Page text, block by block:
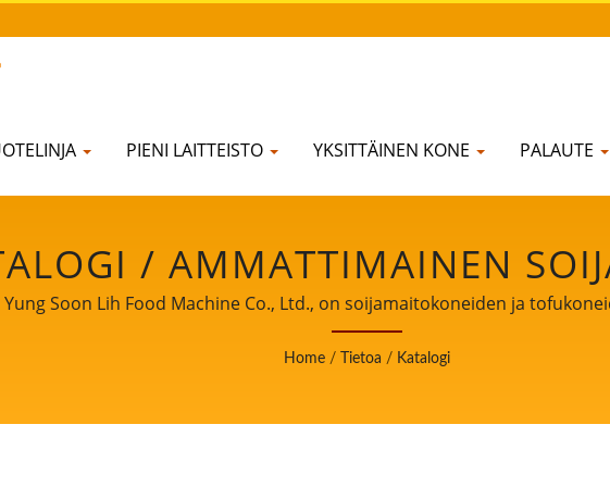
PIENI LAITTEISTO YKSITTÄINEN KONE PALAUTE
/ AMMATTIMAINEN
TOIMITTAJA 32
| YUNG SOON LIH FOOD
Soon Lih Food Machine Co., Ltd., on soijamaitokoneiden ja
ja ammatillisen kokemuksemme tofun tuotannosta asiakkaillemme
voimakas kumppaninne todistamassa liiketoimintanne kasvua ja
Home / Tietoa / Katalogi